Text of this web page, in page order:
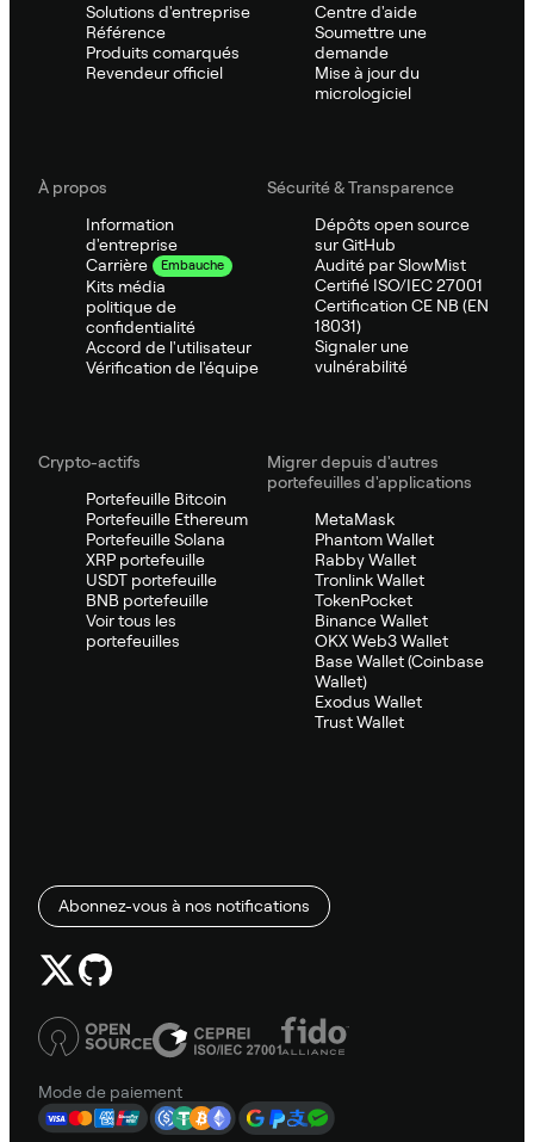
Solutions d'entreprise
Référence
Produits comarqués
Revendeur officiel
Centre d'aide
Soumettre une
demande
Mise à jour du
micrologiciel
À propos
Information
d'entreprise
Carrière
Embauche
Kits média
politique de
confidentialité
Accord de l'utilisateur
Vérification de l'équipe
Sécurité & Transparence
Dépôts open source
sur GitHub
Audité par SlowMist
Certifié ISO/IEC 27001
Certification CE NB (EN
18031)
Signaler une
vulnérabilité
Crypto-actifs
Portefeuille Bitcoin
Portefeuille Ethereum
Portefeuille Solana
XRP portefeuille
USDT portefeuille
BNB portefeuille
Voir tous les
portefeuilles
Migrer depuis d'autres
portefeuilles d'applications
MetaMask
Phantom Wallet
Rabby Wallet
Tronlink Wallet
TokenPocket
Binance Wallet
OKX Web3 Wallet
Base Wallet (Coinbase
Wallet)
Exodus Wallet
Trust Wallet
Abonnez-vous à nos notifications
Mode de paiement